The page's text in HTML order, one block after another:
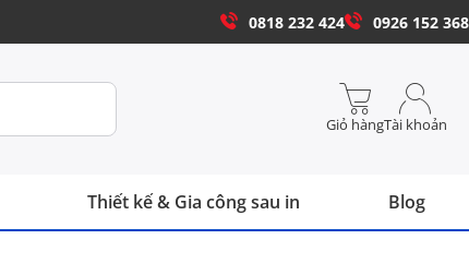
0818 232 424 0926 152 368
Giỏ hàngTài khoản
Thiết kế & Gia công sau in Blog